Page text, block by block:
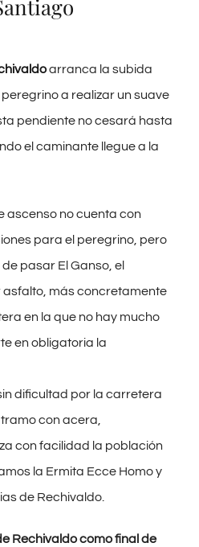
arranca la subida
a realizar un suave
pendiente no cesará hasta
el caminante llegue a la
ascenso no cuenta con
para el peregrino, pero
pasar El Ganso, el
más concretamente
en la que no hay mucho
en obligatoria la
dificultad por la carretera
con acera,
con facilidad la población
la Ermita Ecce Homo y
de Rechivaldo.
Rechivaldo como final de